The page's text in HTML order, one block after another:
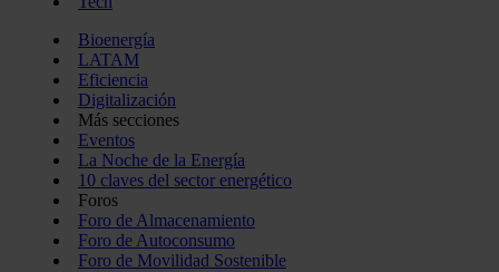
Bioenergía
LATAM
Eficiencia
Digitalización
Más secciones
Eventos
La Noche de la Energía
10 claves del sector energético
Foros
Foro de Almacenamiento
Foro de Autoconsumo
Foro de Movilidad Sostenible